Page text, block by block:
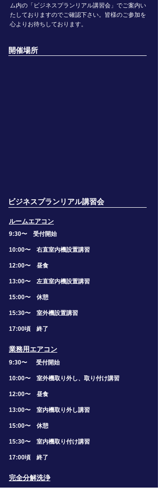
ム内の「ビジネスプランリアル講習会」でご案内い
たしておりますのでご確認下さい。皆様のご参加を
心よりお待ちしております。
​開催場所
​ビジネスプランリアル講習会
​ルームエアコン
9:30〜 受付開始
10:00〜 右直室内機設置講習
12:00〜 昼食
13:00〜 左直室内機設置講習
15:00〜 休憩
15:30〜 室外機設置講習
17:00頃 終了
​業務用エアコン
9:30〜 受付開始
10:00〜 室外機取り外し、取り付け講習
12:00〜 昼食
13:00〜 室内機取り外し講習
15:00〜 休憩
15:30〜 室内機取り付け講習
17:00頃 終了
​完全分解洗浄